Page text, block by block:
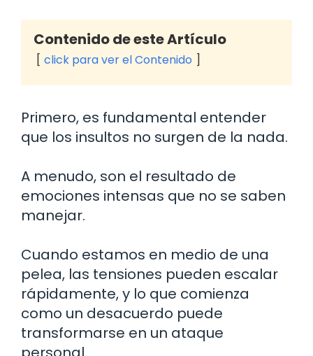
Contenido de este Artículo
click para ver el Contenido
Primero, es fundamental entender
que los insultos no surgen de la nada.
A menudo, son el resultado de
emociones intensas que no se saben
manejar.
Cuando estamos en medio de una
pelea, las tensiones pueden escalar
rápidamente, y lo que comienza
como un desacuerdo puede
transformarse en un ataque